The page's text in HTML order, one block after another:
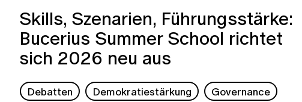
Skills, Szenarien, Führungsstärke:
Bucerius Summer School richtet
sich 2026 neu aus
Debatten Demokratiestärkung
Governance